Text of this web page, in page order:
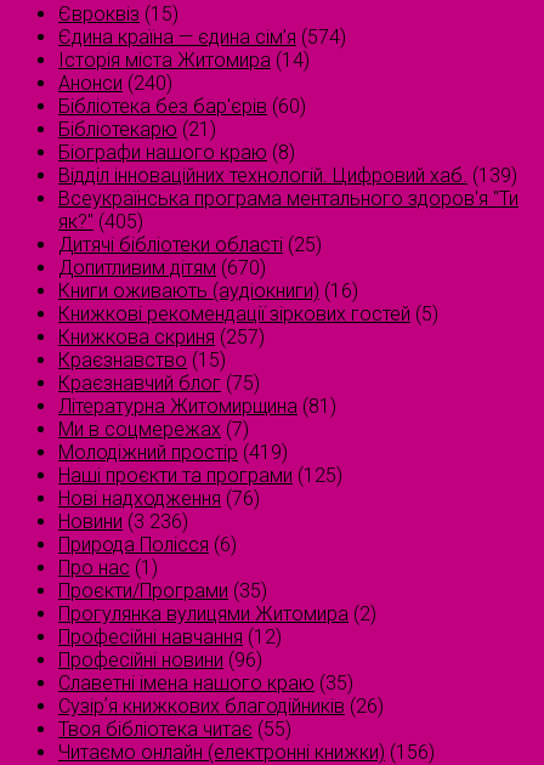
Євроквіз (15)
Єдина країна — єдина сім’я (574)
Історія міста Житомира (14)
Анонси (240)
Бібліотека без бар'єрів (60)
Бібліотекарю (21)
Біографи нашого краю (8)
Відділ інноваційних технологій. Цифровий хаб. (139)
Всеукраїнська програма ментального здоров'я "Ти
як?" (405)
Дитячі бібліотеки області (25)
Допитливим дітям (670)
Книги оживають (аудіокниги) (16)
Книжкові рекомендації зіркових гостей (5)
Книжкова скриня (257)
Краєзнавство (15)
Краєзнавчий блог (75)
Літературна Житомирщина (81)
Ми в соцмережах (7)
Молодіжний простір (419)
Наші проєкти та програми (125)
Нові надходження (76)
Новини (3 236)
Природа Полісся (6)
Про нас (1)
Проєкти/Програми (35)
Прогулянка вулицями Житомира (2)
Професійні навчання (12)
Професійні новини (96)
Славетні імена нашого краю (35)
Сузірʼя книжкових благодійників (26)
Твоя бібліотека читає (55)
Читаємо онлайн (електронні книжки) (156)